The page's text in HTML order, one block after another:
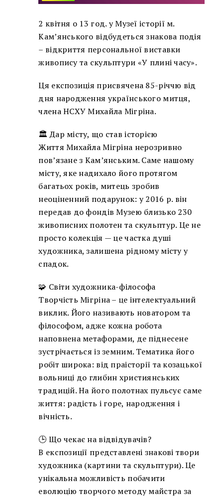
2 квітня о 13 год. у Музеї історії м.
Кам’янського відбудеться знакова подія
– відкриття персональної виставки
живопису та скульптури «У плині часу».
Ця експозиція присвячена 85-річчю від
дня народження українського митця,
члена НСХУ Михайла Мігріна.
🏛 Дар місту, що став історією
Життя Михайла Мігріна нерозривно
пов’язане з Кам’янським. Саме нашому
місту, яке надихало його протягом
багатьох років, митець зробив
неоціненний подарунок: у 2016 р. він
передав до фондів Музею близько 230
живописних полотен та скульптур. Це не
просто колекція — це частка душі
художника, залишена рідному місту у
спадок.
🧩 Світи художника-філософа
Творчість Мігріна – це інтелектуальний
виклик. Його називають новатором та
філософом, адже кожна робота
наповнена метафорами, де піднесене
зустрічається із земним. Тематика його
робіт широка: від праісторії та козацької
вольниці до глибин християнських
традицій. На його полотнах пульсує саме
життя: радість і горе, народження і
вічність.
🕒 Що чекає на відвідувачів?
В експозиції представлені знакові твори
художника (картини та скульптури). Це
унікальна можливість побачити
еволюцію творчого методу майстра за